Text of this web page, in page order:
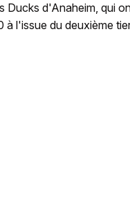
Ducks d'Anaheim, qui
à l'issue du deuxième